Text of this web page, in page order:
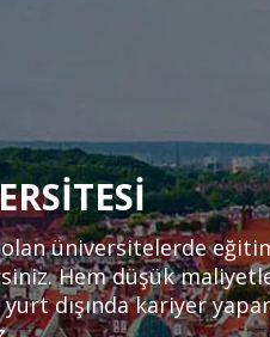
olan üniversitelerde
Hem düşük
dışında kariyer